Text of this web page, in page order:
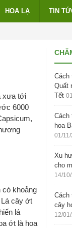
HOA LẠ TIN
xưa tới
6000
có khoảng
Lá cây ớt
lá
ớt là hoa
Cách
Quất
Tết
Cách
hoa
01/
Xu
cho
14/
Cách
cây
12/